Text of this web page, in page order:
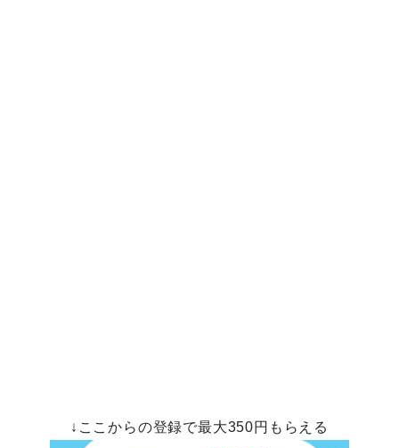
↓ここからの登録で最大350円もらえる